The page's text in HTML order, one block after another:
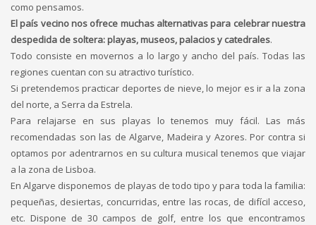
como pensamos.
El país vecino nos ofrece muchas alternativas para celebrar nuestra
despedida de soltera: playas, museos, palacios y catedrales.
Todo consiste en movernos a lo largo y ancho del país. Todas las
regiones cuentan con su atractivo turístico.
Si pretendemos practicar deportes de nieve, lo mejor es ir a la zona
del norte, a Serra da Estrela.
Para relajarse en sus playas lo tenemos muy fácil. Las más
recomendadas son las de Algarve, Madeira y Azores. Por contra si
optamos por adentrarnos en su cultura musical tenemos que viajar
a la zona de Lisboa.
En Algarve disponemos de playas de todo tipo y para toda la familia:
pequeñas, desiertas, concurridas, entre las rocas, de difícil acceso,
etc. Dispone de 30 campos de golf, entre los que encontramos